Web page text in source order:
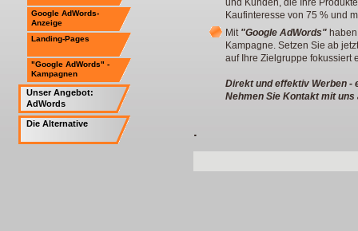
Google AdWords-
Anzeige
Landing-Pages
"Google AdWords" -
Kampagnen
Unser Angebot:
AdWords
Die Alternative
und Kunden, die Ihre
Kaufinteresse von 75 % und
Mit "Google AdWords"
Kampagne. Setzen Sie ab
auf Ihre Zielgruppe fokussiert
Direkt und effektiv Werben -
Nehmen Sie Kontakt mit
.